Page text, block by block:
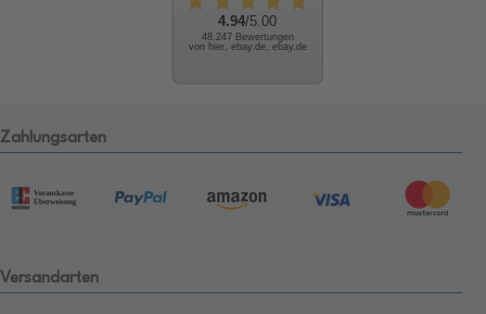
4.94/5.00
48.247 Bewertungen
von hier, ebay.de, ebay.de
Zahlungsarten
Versandarten